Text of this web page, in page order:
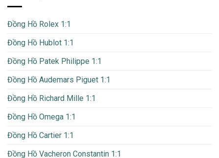
Đồng Hồ Rolex 1:1
Đồng Hồ Hublot 1:1
Đồng Hồ Patek Philippe 1:1
Đồng Hồ Audemars Piguet 1:1
Đồng Hồ Richard Mille 1:1
Đồng Hồ Omega 1:1
Đồng Hồ Cartier 1:1
Đồng Hồ Vacheron Constantin 1:1